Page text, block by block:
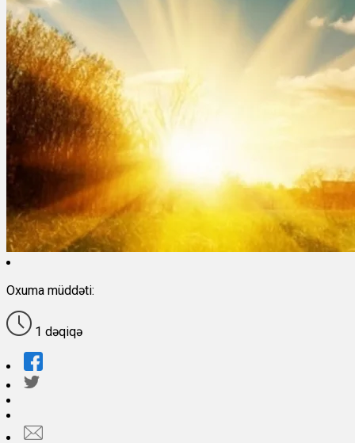
Oxuma müddəti:
1 dəqiqə